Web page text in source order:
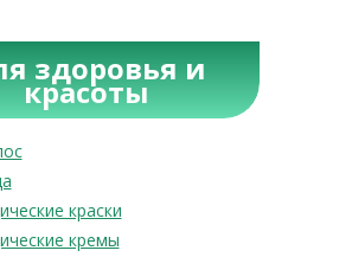
здоровья и
красоты
краски
кремы